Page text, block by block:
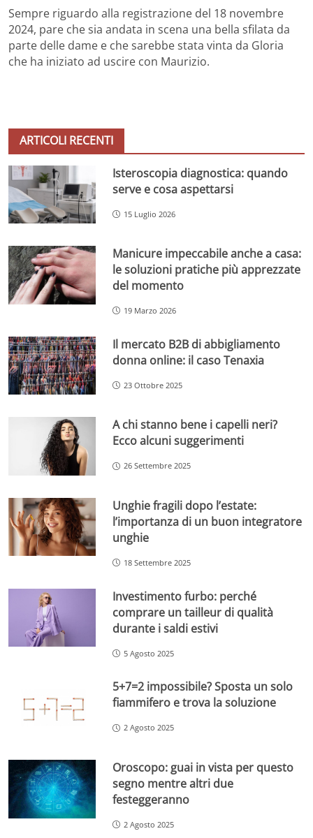
Sempre riguardo alla registrazione del 18 novembre
2024, pare che sia andata in scena una bella sfilata da
parte delle dame e che sarebbe stata vinta da Gloria
che ha iniziato ad uscire con Maurizio.
ARTICOLI RECENTI
Isteroscopia diagnostica: quando
serve e cosa aspettarsi
15 Luglio 2026
Manicure impeccabile anche a casa:
le soluzioni pratiche più apprezzate
del momento
19 Marzo 2026
Il mercato B2B di abbigliamento
donna online: il caso Tenaxia
23 Ottobre 2025
A chi stanno bene i capelli neri?
Ecco alcuni suggerimenti
26 Settembre 2025
Unghie fragili dopo l’estate:
l’importanza di un buon integratore
unghie
18 Settembre 2025
Investimento furbo: perché
comprare un tailleur di qualità
durante i saldi estivi
5 Agosto 2025
5+7=2 impossibile? Sposta un solo
fiammifero e trova la soluzione
2 Agosto 2025
Oroscopo: guai in vista per questo
segno mentre altri due
festeggeranno
2 Agosto 2025